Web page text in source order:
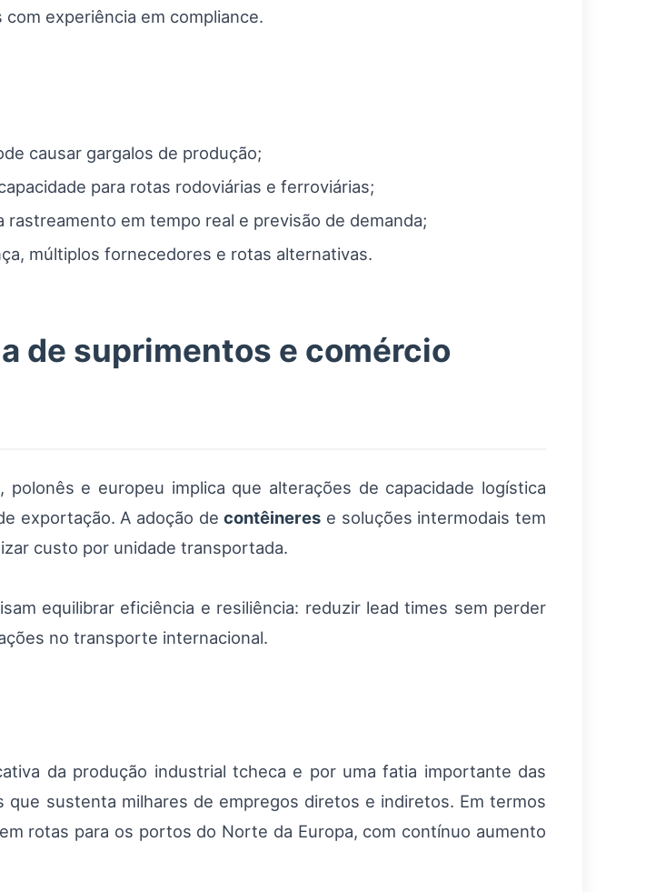
experiência em compliance.
causar gargalos de produção;
para rotas rodoviárias e ferroviárias;
em tempo real e previsão de demanda;
múltiplos fornecedores e rotas alternativas.
de suprimentos e comércio
e europeu implica que alterações de capacidade logística
exportação. A adoção decontêineres e soluções intermodais tem
custo por unidade transportada.
equilibrar eficiência e resiliência: reduzir lead times sem perder
no transporte internacional.
da produção industrial tcheca e por uma fatia importante das
sustenta milhares de empregos diretos e indiretos. Em termos
rotas para os portos do Norte da Europa, com contínuo aumento